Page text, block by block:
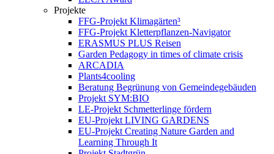
Projekte
FFG-Projekt Klimagärten³
FFG-Projekt Kletterpflanzen-Navigator
ERASMUS PLUS Reisen
Garden Pedagogy in times of climate crisis
ARCADIA
Plants4cooling
Beratung Begrünung von Gemeindegebäuden
Projekt SYM:BIO
LE-Projekt Schmetterlinge fördern
EU-Projekt LIVING GARDENS
EU-Projekt Creating Nature Garden and
Learning Through It